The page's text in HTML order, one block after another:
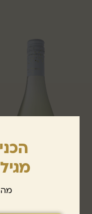
מגיל 18 ומעלה